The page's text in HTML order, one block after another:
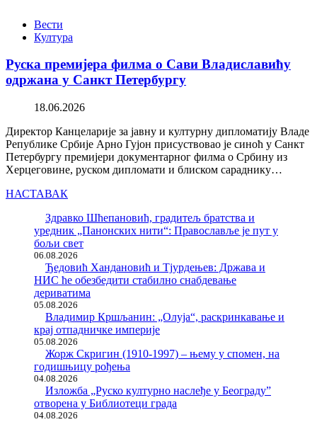
Вести
Култура
Руска премијера филма о Сави Владиславићу
одржана у Санкт Петербургу
18.06.2026
Директор Канцеларије за јавну и културну дипломатију Владе
Републике Србије Арно Гујон присуствовао је синоћ у Санкт
Петербургу премијери документарног филма о Србину из
Херцеговине, руском дипломати и блиском сараднику…
НАСТАВАК
Здравко Шћепановић, градитељ братства и
уредник „Панонских нити“: Православље је пут у
бољи свет
06.08.2026
Ђедовић Хандановић и Тјурдењев: Држава и
НИС ће обезбедити стабилно снабдевање
дериватима
05.08.2026
Владимир Кршљанин: „Олуја“, раскринкавање и
крај отпадничке империје
05.08.2026
Жорж Скригин (1910-1997) – њему у спомен, на
годишњицу рођења
04.08.2026
Изложба „Руско културно наслеђе у Београду”
отворена у Библиотеци града
04.08.2026